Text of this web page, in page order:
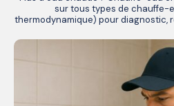
sur tous types de chauffe-
thermodynamique) pour diagnostic,